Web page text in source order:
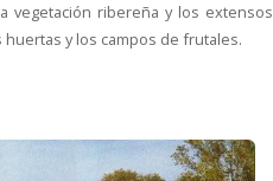
vegetación ribereña y los extensos
y los campos de frutales.